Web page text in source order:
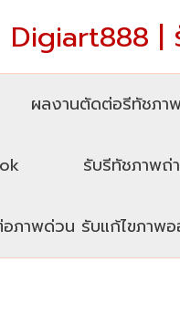
Digiart888 |
ผลงานตัดต่อรีทัชภา
รับรีทัชภาพถ่
าพด่วน รับแก้ไขภาพอ